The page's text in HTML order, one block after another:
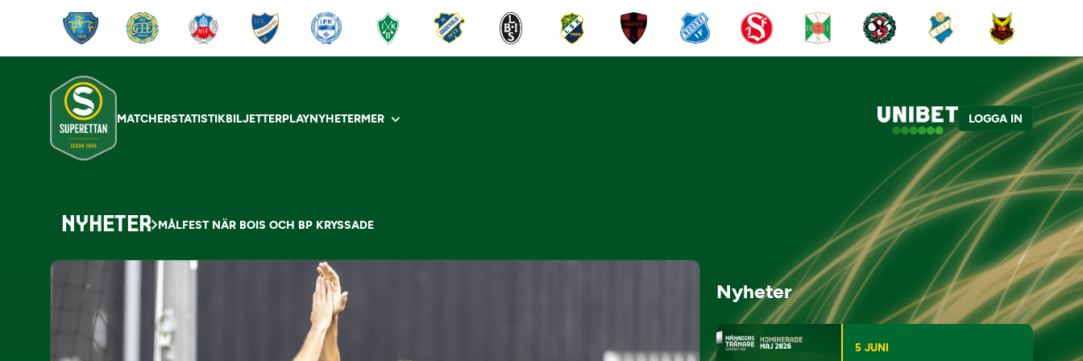
MATCHERSTATISTIKBILJETTERPLAYNYHETERMER LOGGA IN
NYHETER MÅLFEST NÄR BOIS OCH BP KRYSSADE
Nyheter
5 JUNI